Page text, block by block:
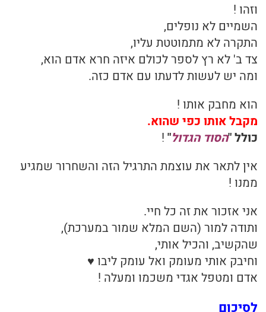
וזהו !
השמיים לא נופלים,
התקרה לא מתמוטטת עליו,
צד ב' לא רץ לספר לכולם איזה חרא אדם הוא,
ומה יש לעשות לדעתו עם אדם כזה.
הוא מחבק אותו !
מקבל אותו כפי שהוא.
כולל "הסוד הגדול"
!
אין לתאר את עוצמת התרגיל הזה והשחרור שמגיע
ממנו !
אני אזכור את זה כל חיי.
ותודה למור (השם המלא שמור במערכת),
שהקשיב, והכיל אותי,
וחיבק אותי מעומק ואל עומק ליבו ♥
אדם ומטפל אגדי משכמו ומעלה !
לסיכום